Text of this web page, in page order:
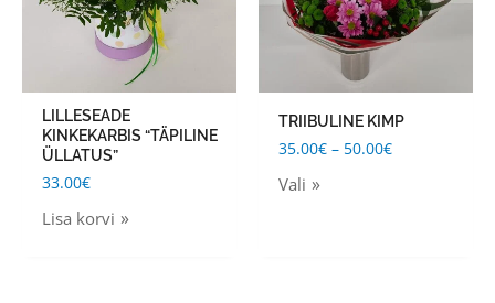
LILLESEADE
KINKEKARBIS “TÄPILINE
ÜLLATUS”
33.00€
Lisa korvi
TRIIBULINE KIMP
35.00€ – 50.00€
Vali
variants.
The
options
be
chosen
on